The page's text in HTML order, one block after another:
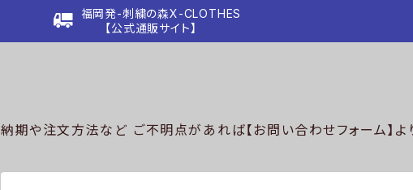
福岡発-刺繍の森X-CLOTHES
【公式通販サイト】
納期や注文方法など ご不明点があれば【お問い合わせフォーム】よ